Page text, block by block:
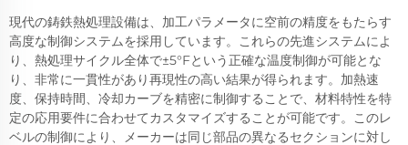
現代の鋳鉄熱処理設備は、加工パラメータに空前の精度をもたらす
高度な制御システムを採用しています。これらの先進システムによ
り、熱処理サイクル全体で±5°Fという正確な温度制御が可能とな
り、非常に一貫性があり再現性の高い結果が得られます。加熱速
度、保持時間、冷却カーブを精密に制御することで、材料特性を特
定の応用要件に合わせてカスタマイズすることが可能です。このレ
ベルの制御により、メーカーは同じ部品の異なるセクションに対し